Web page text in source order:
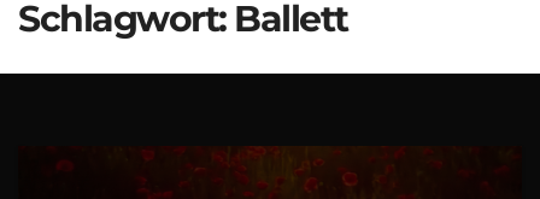
Schlagwort: Ballett